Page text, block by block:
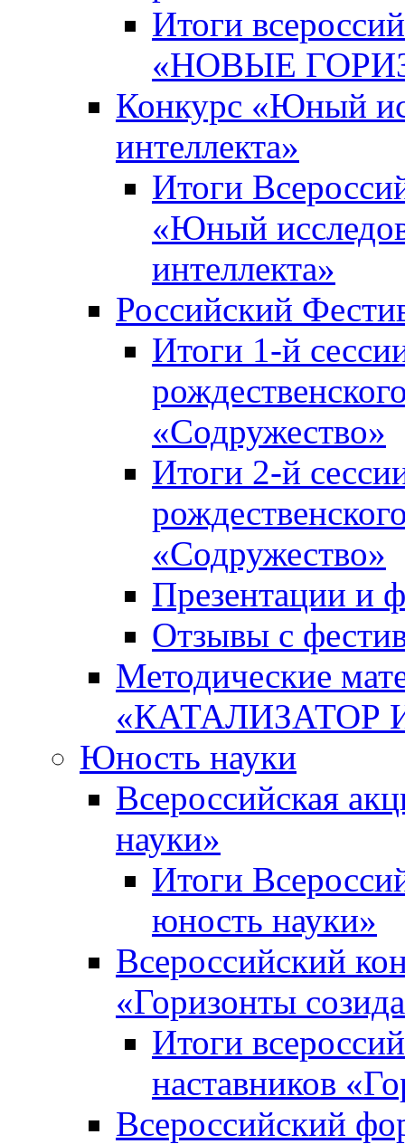
Итоги
«НОВЫЕ
Конкурс «Юный
интеллекта»
Итоги
«Юный
интеллекта»
Российский
Итоги 1-й
«Содружество»
Итоги 2-й
«Содружество»
Презентации и
Отзывы с
Методические
«КАТАЛИЗАТОР
Юность науки
Всероссийская
науки»
Итоги
юность науки»
Всероссийский
«Горизонты
Итоги
наставников
Всероссийский